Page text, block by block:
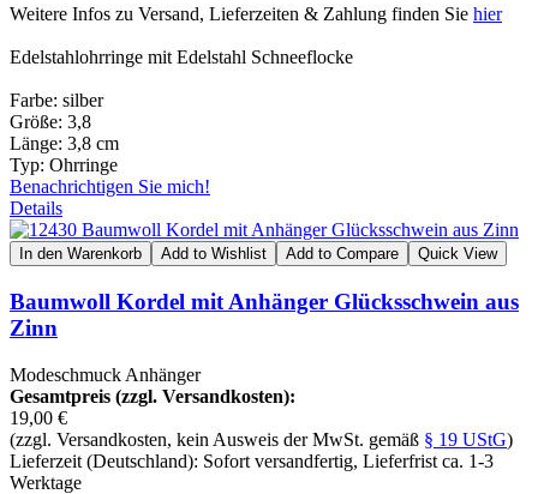
Weitere Infos zu Versand, Lieferzeiten & Zahlung finden Sie hier
Edelstahlohrringe mit Edelstahl Schneeflocke
Farbe: silber
Größe: 3,8
Länge: 3,8 cm
Typ: Ohrringe
Benachrichtigen Sie mich!
Details
In den Warenkorb Add to Wishlist Add to Compare Quick View
Baumwoll Kordel mit Anhänger Glücksschwein aus
Zinn
Modeschmuck Anhänger
Gesamtpreis (zzgl. Versandkosten):
19,00 €
(zzgl. Versandkosten, kein Ausweis der MwSt. gemäß § 19 UStG)
Lieferzeit (Deutschland): Sofort versandfertig, Lieferfrist ca. 1-3
Werktage